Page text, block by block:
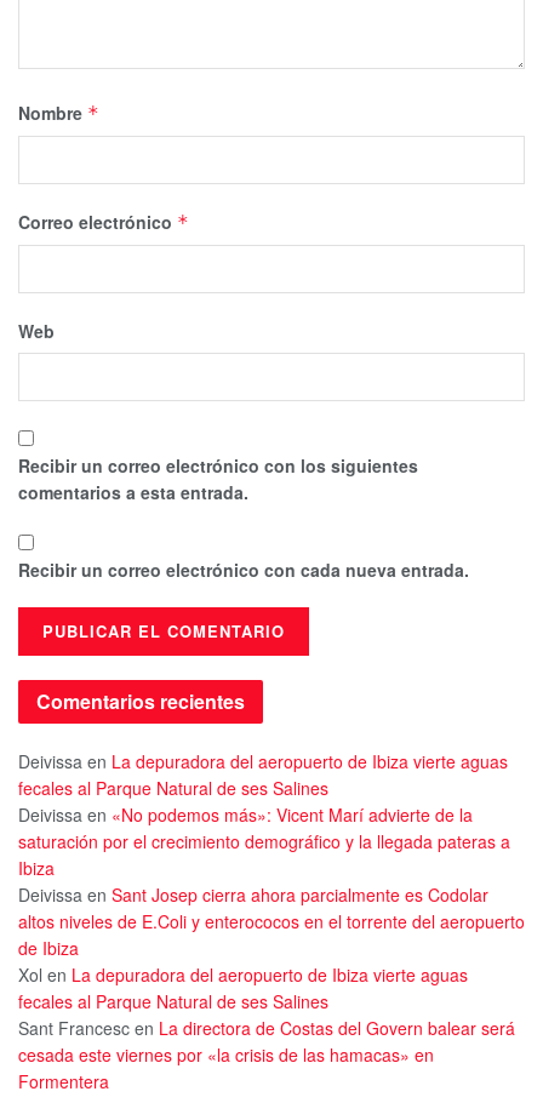
Nombre *
Correo electrónico *
Web
Recibir un correo electrónico con los siguientes
comentarios a esta entrada.
Recibir un correo electrónico con cada nueva entrada.
Comentarios recientes
Deivissa en La depuradora del aeropuerto de Ibiza vierte aguas
fecales al Parque Natural de ses Salines
Deivissa en «No podemos más»: Vicent Marí advierte de la
saturación por el crecimiento demográfico y la llegada pateras a
Ibiza
Deivissa en Sant Josep cierra ahora parcialmente es Codolar
altos niveles de E.Coli y enterococos en el torrente del aeropuerto
de Ibiza
Xol en La depuradora del aeropuerto de Ibiza vierte aguas
fecales al Parque Natural de ses Salines
Sant Francesc en La directora de Costas del Govern balear será
cesada este viernes por «la crisis de las hamacas» en
Formentera